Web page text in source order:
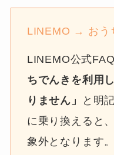
LINEMO → おう
LINEMO公式FAQ
ちでんきを利用
りません」
と明
に乗り換えると
象外となります